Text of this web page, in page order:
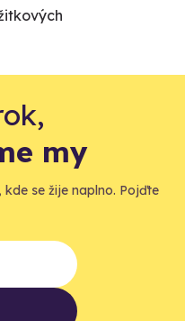
my
se žije naplno. Pojďte